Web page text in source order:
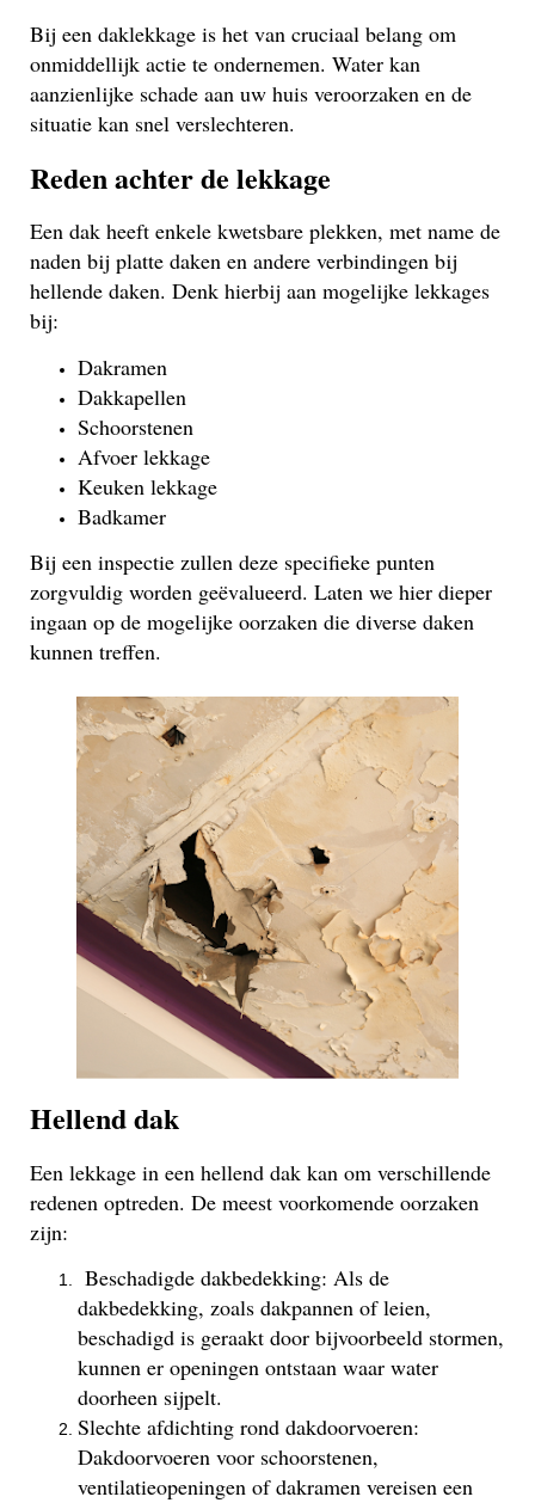
Bij een daklekkage is het van cruciaal belang om
onmiddellijk actie te ondernemen. Water kan
aanzienlijke schade aan uw huis veroorzaken en de
situatie kan snel verslechteren.
Reden achter de lekkage
Een dak heeft enkele kwetsbare plekken, met name de
naden bij platte daken en andere verbindingen bij
hellende daken. Denk hierbij aan mogelijke lekkages
bij:
Dakramen
Dakkapellen
Schoorstenen
Afvoer lekkage
Keuken lekkage
Badkamer
Bij een inspectie zullen deze specifieke punten
zorgvuldig worden geëvalueerd. Laten we hier dieper
ingaan op de mogelijke oorzaken die diverse daken
kunnen treffen.
Hellend dak
Een lekkage in een hellend dak kan om verschillende
redenen optreden. De meest voorkomende oorzaken
zijn:
Beschadigde dakbedekking: Als de
dakbedekking, zoals dakpannen of leien,
beschadigd is geraakt door bijvoorbeeld stormen,
kunnen er openingen ontstaan waar water
doorheen sijpelt.
Slechte afdichting rond dakdoorvoeren:
Dakdoorvoeren voor schoorstenen,
ventilatieopeningen of dakramen vereisen een